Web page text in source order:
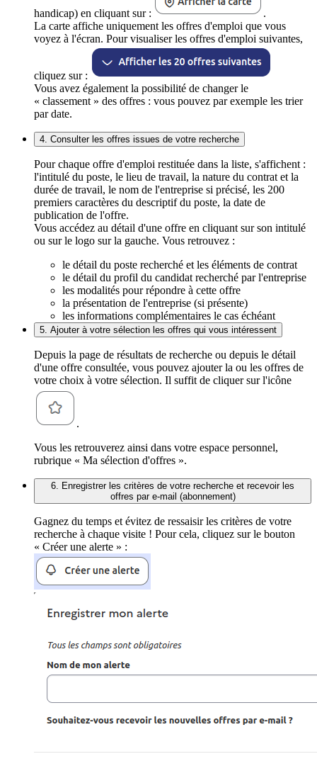
handicap) en cliquant sur :
.
La carte affiche uniquement les offres d'emploi que vous
voyez à l'écran. Pour visualiser les offres d'emploi suivantes,
cliquez sur :
Vous avez également la possibilité de changer le
« classement » des offres : vous pouvez par exemple les trier
par date.
4. Consulter les offres issues de votre recherche
Pour chaque offre d'emploi restituée dans la liste, s'affichent :
l'intitulé du poste, le lieu de travail, la nature du contrat et la
durée de travail, le nom de l'entreprise si précisé, les 200
premiers caractères du descriptif du poste, la date de
publication de l'offre.
Vous accédez au détail d'une offre en cliquant sur son intitulé
ou sur le logo sur la gauche. Vous retrouvez :
le détail du poste recherché et les éléments de contrat
le détail du profil du candidat recherché par l'entreprise
les modalités pour répondre à cette offre
la présentation de l'entreprise (si présente)
les informations complémentaires le cas échéant
5. Ajouter à votre sélection les offres qui vous intéressent
Depuis la page de résultats de recherche ou depuis le détail
d'une offre consultée, vous pouvez ajouter la ou les offres de
votre choix à votre sélection. Il suffit de cliquer sur l'icône
.
Vous les retrouverez ainsi dans votre espace personnel,
rubrique « Ma sélection d'offres ».
6. Enregistrer les critères de votre recherche et recevoir les
offres par e-mail (abonnement)
Gagnez du temps et évitez de ressaisir les critères de votre
recherche à chaque visite ! Pour cela, cliquez sur le bouton
« Créer une alerte » :